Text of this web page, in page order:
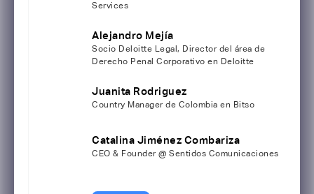
Services
Alejandro Mejía
Socio Deloitte Legal, Director del área de
Derecho Penal Corporativo en Deloitte
Juanita Rodriguez
Country Manager de Colombia en Bitso
Catalina Jiménez Combariza
CEO & Founder @ Sentidos Comunicaciones